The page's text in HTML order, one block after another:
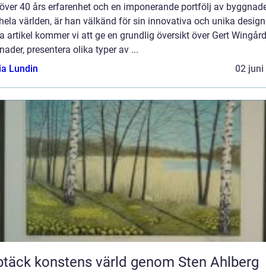
40 års erfarenhet och en imponerande portfölj av
världen, är han välkänd för sin innovativa och unika
artikel kommer vi att ge en grundlig översikt över Gert
presentera olika typer av ...
Lundin
02 juni
konstens värld genom Sten Ahlberg